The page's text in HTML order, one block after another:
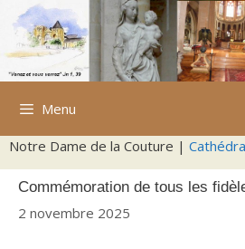
Aller
contenu
Menu
Notre Dame de la Couture |
Commémoration de tous les
2 novembre 2025